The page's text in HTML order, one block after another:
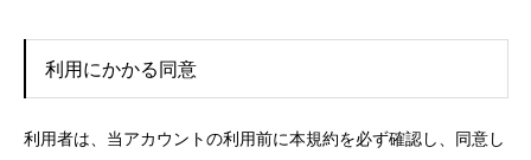
利用にかかる同意
利用者は、当アカウントの利用前に本規約を必ず確認し、同意し